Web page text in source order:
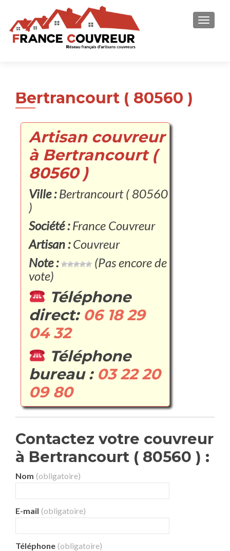
Bertrancourt ( 80560 )
Artisan couvreur
à Bertrancourt (
80560 )
Ville :Bertrancourt ( 80560
)
Société :France Couvreur
Artisan :Couvreur
Note :
(Pas encore de
vote)
Téléphone
direct: 06 18 29
04 32
Téléphone
bureau : 03 22 20
09 80
Contactez votre couvreur
à Bertrancourt ( 80560 ) :
Nom (obligatoire)
E-mail (obligatoire)
Téléphone (obligatoire)